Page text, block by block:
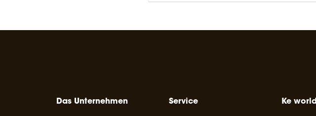
Das Unternehmen Service Ke world